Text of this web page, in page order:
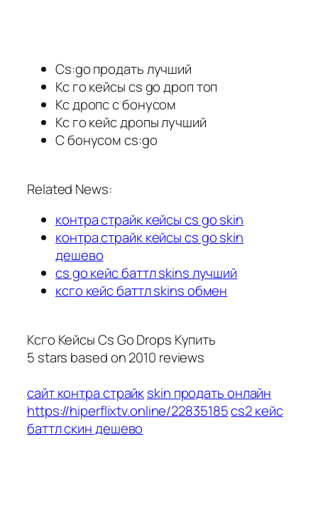
Cs:go продать лучший
Кс го кейсы cs go дроп топ
Кс дропс с бонусом
Кс го кейс дропы лучший
С бонусом cs:go
Related News:
контра страйк кейсы cs go skin
контра страйк кейсы cs go skin
дешево
cs go кейс баттл skins лучший
ксго кейс баттл skins обмен
Ксго Кейсы Cs Go Drops Купить
5 stars based on2010 reviews
сайт контра страйкskin продать онлайн
https://hiperflixtv.online/22835185cs2 кейс
баттл скин дешево